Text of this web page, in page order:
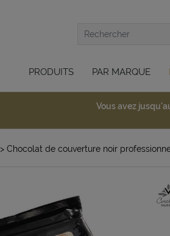
PRODUITS PAR MARQUE
Vous avez
> Chocolat de couverture noir